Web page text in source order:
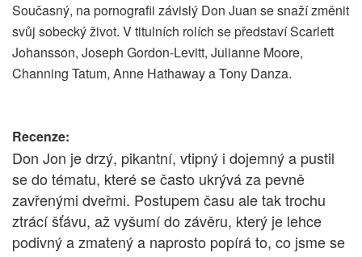
Současný, na pornografii závislý Don Juan se snaží změnit
svůj sobecký život. V titulních rolích se představí Scarlett
Johansson, Joseph Gordon-Levitt, Julianne Moore,
Channing Tatum, Anne Hathaway a Tony Danza.
Recenze:
Don Jon je drzý, pikantní, vtipný i dojemný a pustil
se do tématu, které se často ukrývá za pevně
zavřenými dveřmi. Postupem času ale tak trochu
ztrácí šťávu, až vyšumí do závěru, který je lehce
podivný a zmatený a naprosto popírá to, co jsme se